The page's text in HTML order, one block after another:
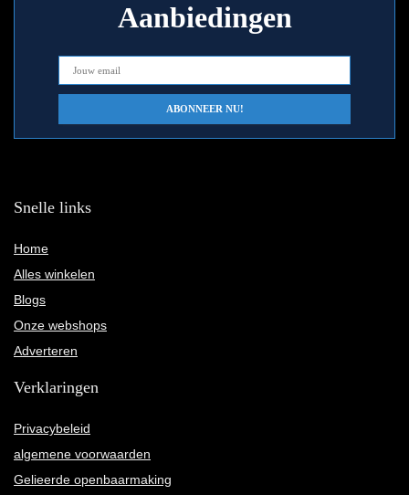
Aanbiedingen
Snelle links
Home
Alles winkelen
Blogs
Onze webshops
Adverteren
Verklaringen
Privacybeleid
algemene voorwaarden
Gelieerde openbaarmaking